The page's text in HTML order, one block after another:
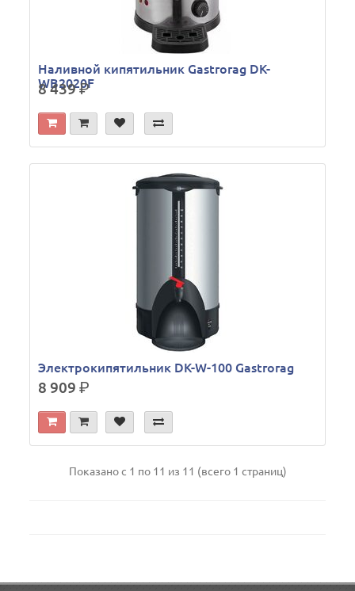
Наливной кипятильник Gastrorag DK-
WB2020F
8 439р.
Электрокипятильник DK-W-100 Gastrorag
8 909р.
Показано с 1 по 11 из 11 (всего 1 страниц)